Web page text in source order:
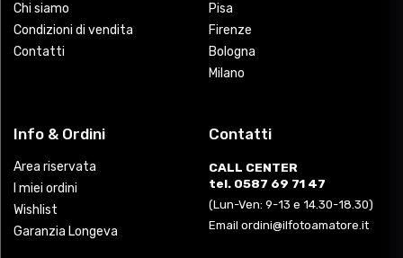
Chi siamo
Condizioni di vendita
Contatti
Pisa
Firenze
Bologna
Milano
Info & Ordini
Area riservata
I miei ordini
Wishlist
Garanzia Longeva
Contatti
CALL CENTER
tel. 0587 69 71 47
(Lun-Ven: 9-13 e 14.30-18.30)
Email ordini@ilfotoamatore.it